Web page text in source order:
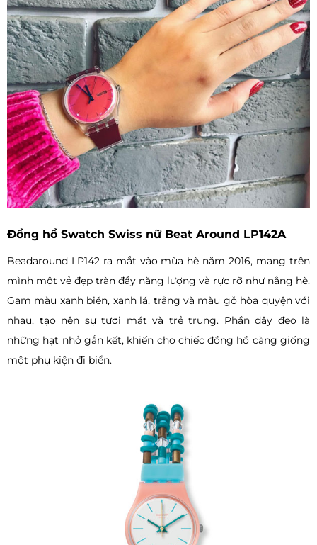
Đồng hồ Swatch Swiss nữ Beat Around LP142A
Beadaround LP142 ra mắt vào mùa hè năm 2016, mang trên
mình một vẻ đẹp tràn đầy năng lượng và rực rỡ như nắng hè.
Gam màu xanh biển, xanh lá, trắng và màu gỗ hòa quyện với
nhau, tạo nên sự tươi mát và trẻ trung. Phần dây đeo là
những hạt nhỏ gắn kết, khiến cho chiếc đồng hồ càng giống
một phụ kiện đi biển.